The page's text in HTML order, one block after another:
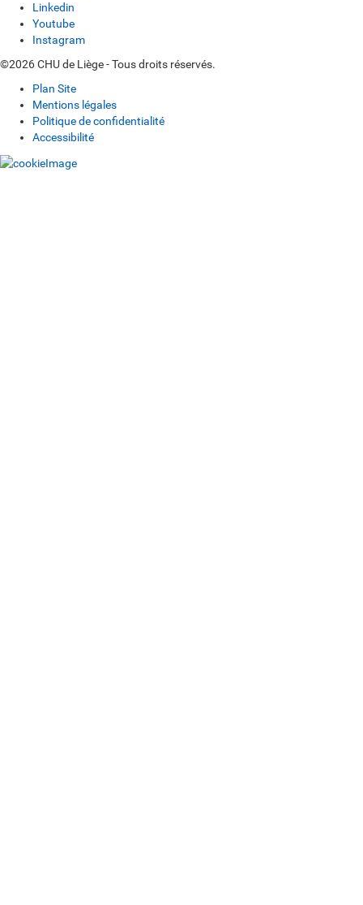
Linkedin
Youtube
Instagram
©2026 CHU de Liège - Tous droits réservés.
Plan Site
Mentions légales
Politique de confidentialité
Accessibilité